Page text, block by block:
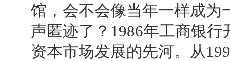
馆，会不会像当年一样成为
声匿迹了？1986年工商银
资本市场发展的先河。从